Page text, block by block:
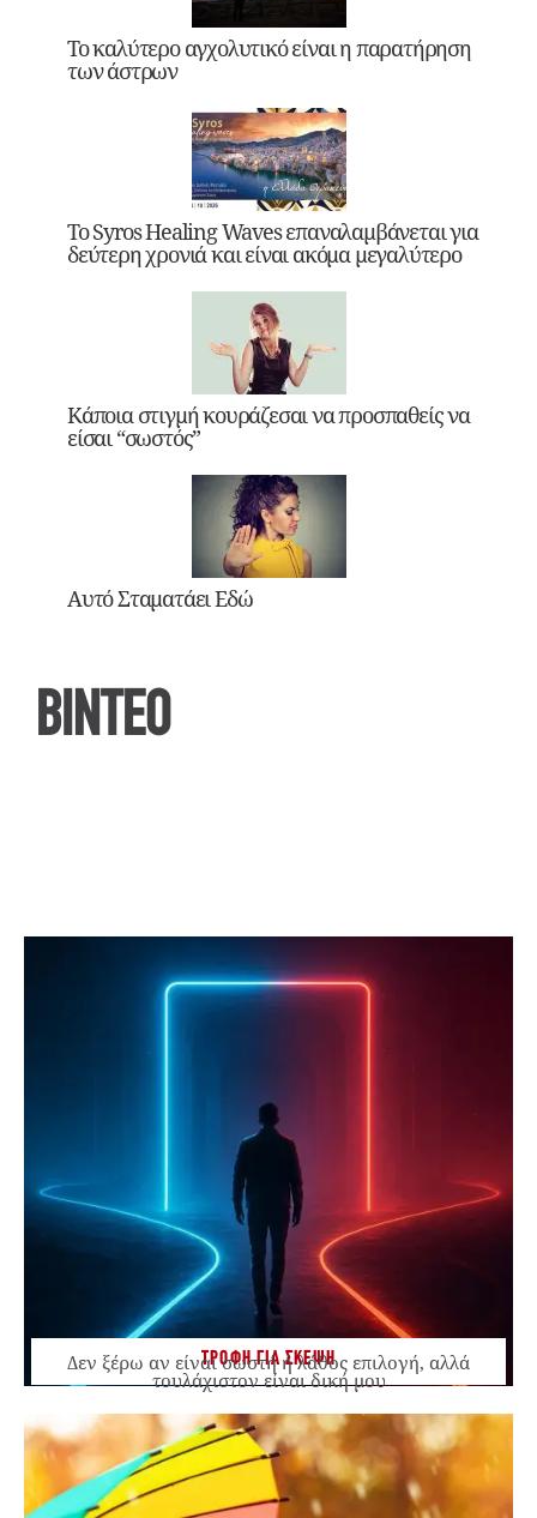
Το καλύτερο αγχολυτικό είναι η παρατήρηση
των άστρων
Το Syros Healing Waves επαναλαμβάνεται για
δεύτερη χρονιά και είναι ακόμα μεγαλύτερο
Κάποια στιγμή κουράζεσαι να προσπαθείς να
είσαι “σωστός”
Αυτό Σταματάει Εδώ
ΒΙΝΤΕΟ
ΤΡΟΦΗ ΓΙΑ ΣΚΕΨΗ
Δεν ξέρω αν είναι σωστή ή λάθος επιλογή, αλλά
τουλάχιστον είναι δική μου